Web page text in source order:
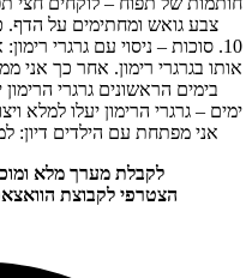
צבע גואש ומחתימים על הדף.
10. סוכות – ניסוי עם גרגרי
אותו בגרגרי רימון. אחר כך אני
בימים הראשונים גרגרי
ימים – גרגרי הרימון יעלו למלא
אני מפתחת עם הילדים דיון:
לקבלת מערך מלא
הצטרפי לקבוצת